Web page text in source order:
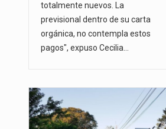
totalmente nuevos. La
previsional dentro de su carta
orgánica, no contempla estos
pagos", expuso Cecilia…